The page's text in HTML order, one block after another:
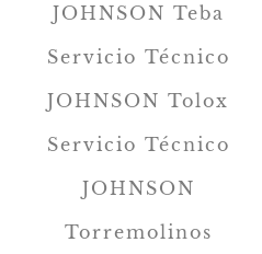
JOHNSON Teba
Servicio Técnico
JOHNSON Tolox
Servicio Técnico
JOHNSON
Torremolinos